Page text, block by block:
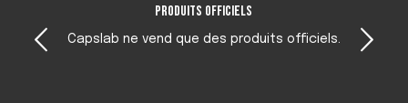
Produits officiels
ne vend que des produits officiels.